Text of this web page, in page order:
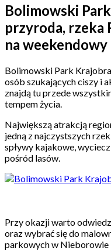
Bolimowski
przyroda, rzeka
na
Bolimowski Park
osób szukających ciszy i
znajdą tu przede
tempem życia.
Największą atrakcją
jedną z najczystszych
spływy kajakowe,
pośród lasów.
Przy okazji warto
oraz wybrać się do
parkowych w Nieborowie